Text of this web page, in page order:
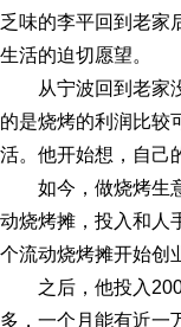
乏味的李平回到老家
生活的迫切愿望。
从宁波回到老家
的是烧烤的利润比较
活。他开始想，自己
如今，做烧烤生
动烧烤摊，投入和人
个流动烧烤摊开始创
之后，他投入
多，一个月能有近一